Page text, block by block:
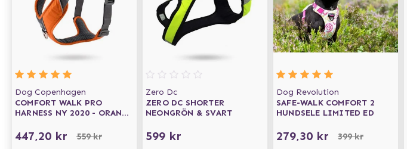
Dog Copenhagen
COMFORT WALK PRO
HARNESS NY 2020 - ORANGE
447,20 kr 559 kr
Zero Dc
ZERO DC SHORTER
NEONGRÖN & SVART
599 kr
Dog Revolution
SAFE-WALK COMFORT 2
HUNDSELE LIMITED ED
279,30 kr 399 kr